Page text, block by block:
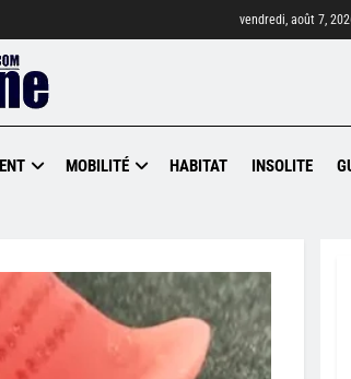
vendredi, août 7,
MOBILITÉ HABITAT INSOLITE